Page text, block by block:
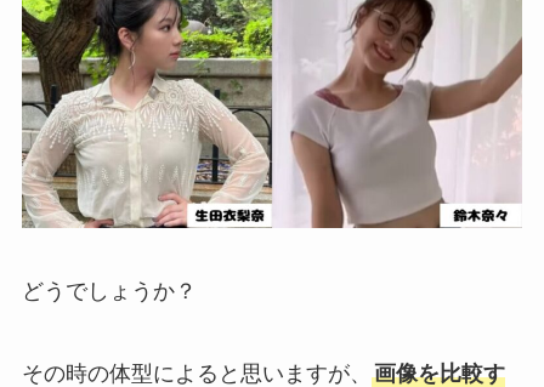
どうでしょうか？
その時の体型によると思いますが、 画像を比較す